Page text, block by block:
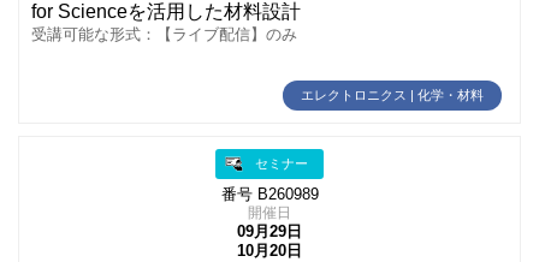
for Scienceを活用した材料設計
受講可能な形式：【ライブ配信】のみ
エレクトロニクス | 化学・材料
セミナー
番号 B260989
開催日
09月29日
10月20日